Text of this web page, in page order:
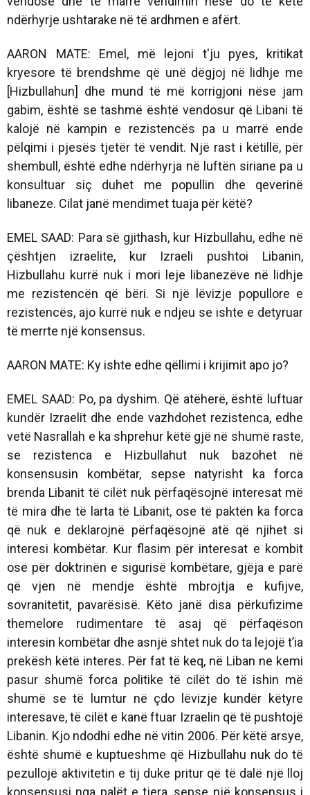
ndërhyrje ushtarake në të ardhmen e afërt.
AARON MATE: Emel, më lejoni t'ju pyes, kritikat
kryesore të brendshme që unë dëgjoj në lidhje me
[Hizbullahun] dhe mund të më korrigjoni nëse jam
gabim, është se tashmë është vendosur që Libani të
kalojë në kampin e rezistencës pa u marrë ende
pëlqimi i pjesës tjetër të vendit. Një rast i këtillë, për
shembull, është edhe ndërhyrja në luftën siriane pa u
konsultuar siç duhet me popullin dhe qeverinë
libaneze. Cilat janë mendimet tuaja për këtë?
EMEL SAAD: Para së gjithash, kur Hizbullahu, edhe në
çështjen izraelite, kur Izraeli pushtoi Libanin,
Hizbullahu kurrë nuk i mori leje libanezëve në lidhje
me rezistencën që bëri. Si një lëvizje popullore e
rezistencës, ajo kurrë nuk e ndjeu se ishte e detyruar
të merrte një konsensus.
AARON MATE: Ky ishte edhe qëllimi i krijimit apo jo?
EMEL SAAD: Po, pa dyshim. Që atëherë, është luftuar
kundër Izraelit dhe ende vazhdohet rezistenca, edhe
vetë Nasrallah e ka shprehur këtë gjë në shumë raste,
se rezistenca e Hizbullahut nuk bazohet në
konsensusin kombëtar, sepse natyrisht ka forca
brenda Libanit të cilët nuk përfaqësojnë interesat më
të mira dhe të larta të Libanit, ose të paktën ka forca
që nuk e deklarojnë përfaqësojnë atë që njihet si
interesi kombëtar. Kur flasim për interesat e kombit
ose për doktrinën e sigurisë kombëtare, gjëja e parë
që vjen në mendje është mbrojtja e kufijve,
sovranitetit, pavarësisë. Këto janë disa përkufizime
themelore rudimentare të asaj që përfaqëson
interesin kombëtar dhe asnjë shtet nuk do ta lejojë t’ia
prekësh këtë interes. Për fat të keq, në Liban ne kemi
pasur shumë forca politike të cilët do të ishin më
shumë se të lumtur në çdo lëvizje kundër këtyre
interesave, të cilët e kanë ftuar Izraelin që të pushtojë
Libanin. Kjo ndodhi edhe në vitin 2006. Për këtë arsye,
është shumë e kuptueshme që Hizbullahu nuk do të
pezullojë aktivitetin e tij duke pritur që të dalë një lloj
konsensusi nga palët e tjera, sepse një konsensus i